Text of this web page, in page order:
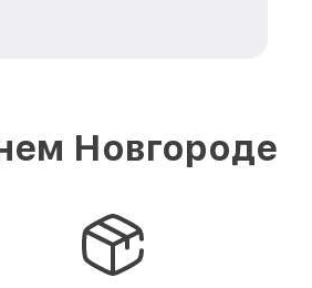
Новгороде